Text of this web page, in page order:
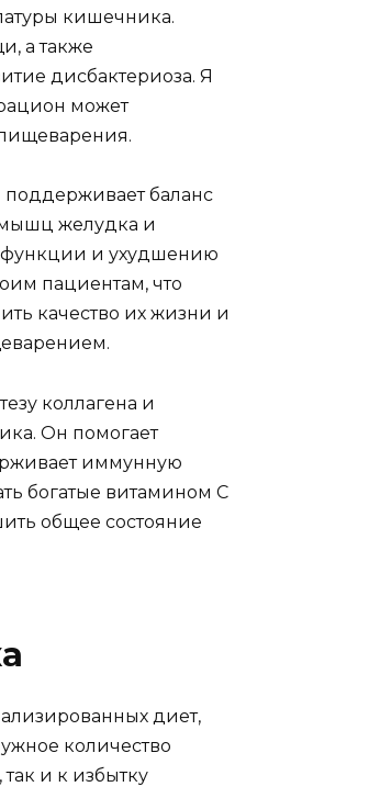
кишечника.
а также
дисбактериоза. Я
может
поддерживает баланс
мышц желудка и
и ухудшению
пациентам, что
качество их жизни и
коллагена и
Он помогает
иммунную
богатые витамином C
общее состояние
диет,
количество
и к избытку